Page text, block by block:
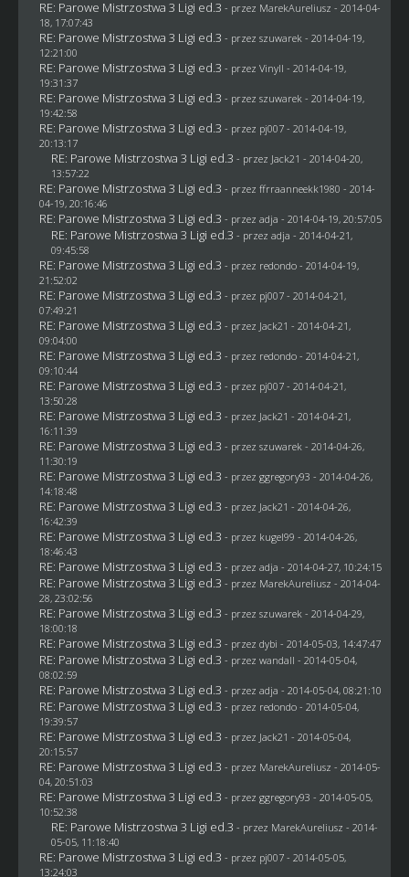
RE: Parowe Mistrzostwa 3 Ligi ed.3 - przez MarekAureliusz - 2014-04-
18, 17:07:43
RE: Parowe Mistrzostwa 3 Ligi ed.3 - przez szuwarek - 2014-04-19,
12:21:00
RE: Parowe Mistrzostwa 3 Ligi ed.3 - przez Vinyll - 2014-04-19,
19:31:37
RE: Parowe Mistrzostwa 3 Ligi ed.3 - przez szuwarek - 2014-04-19,
19:42:58
RE: Parowe Mistrzostwa 3 Ligi ed.3 - przez pj007- 2014-04-19,
20:13:17
RE: Parowe Mistrzostwa 3 Ligi ed.3 - przez Jack21 - 2014-04-20,
13:57:22
RE: Parowe Mistrzostwa 3 Ligi ed.3 - przez ffrraanneekk1980 - 2014-
04-19, 20:16:46
RE: Parowe Mistrzostwa 3 Ligi ed.3 - przez adja - 2014-04-19, 20:57:05
RE: Parowe Mistrzostwa 3 Ligi ed.3 - przez adja - 2014-04-21,
09:45:58
RE: Parowe Mistrzostwa 3 Ligi ed.3 - przez redondo- 2014-04-19,
21:52:02
RE: Parowe Mistrzostwa 3 Ligi ed.3 - przez pj007- 2014-04-21,
07:49:21
RE: Parowe Mistrzostwa 3 Ligi ed.3 - przez Jack21 - 2014-04-21,
09:04:00
RE: Parowe Mistrzostwa 3 Ligi ed.3 - przez redondo- 2014-04-21,
09:10:44
RE: Parowe Mistrzostwa 3 Ligi ed.3 - przez pj007- 2014-04-21,
13:50:28
RE: Parowe Mistrzostwa 3 Ligi ed.3 - przez Jack21 - 2014-04-21,
16:11:39
RE: Parowe Mistrzostwa 3 Ligi ed.3 - przez szuwarek - 2014-04-26,
11:30:19
RE: Parowe Mistrzostwa 3 Ligi ed.3 - przez ggregory93 - 2014-04-26,
14:18:48
RE: Parowe Mistrzostwa 3 Ligi ed.3 - przez Jack21 - 2014-04-26,
16:42:39
RE: Parowe Mistrzostwa 3 Ligi ed.3 - przez kugel99 - 2014-04-26,
18:46:43
RE: Parowe Mistrzostwa 3 Ligi ed.3 - przez adja - 2014-04-27, 10:24:15
RE: Parowe Mistrzostwa 3 Ligi ed.3 - przez MarekAureliusz - 2014-04-
28, 23:02:56
RE: Parowe Mistrzostwa 3 Ligi ed.3 - przez szuwarek - 2014-04-29,
18:00:18
RE: Parowe Mistrzostwa 3 Ligi ed.3 - przez dybi - 2014-05-03, 14:47:47
RE: Parowe Mistrzostwa 3 Ligi ed.3 - przez wandall - 2014-05-04,
08:02:59
RE: Parowe Mistrzostwa 3 Ligi ed.3 - przez adja - 2014-05-04, 08:21:10
RE: Parowe Mistrzostwa 3 Ligi ed.3 - przez redondo- 2014-05-04,
19:39:57
RE: Parowe Mistrzostwa 3 Ligi ed.3 - przez Jack21 - 2014-05-04,
20:15:57
RE: Parowe Mistrzostwa 3 Ligi ed.3 - przez MarekAureliusz - 2014-05-
04, 20:51:03
RE: Parowe Mistrzostwa 3 Ligi ed.3 - przez ggregory93 - 2014-05-05,
10:52:38
RE: Parowe Mistrzostwa 3 Ligi ed.3 - przez MarekAureliusz - 2014-
05-05, 11:18:40
RE: Parowe Mistrzostwa 3 Ligi ed.3 - przez pj007- 2014-05-05,
13:24:03